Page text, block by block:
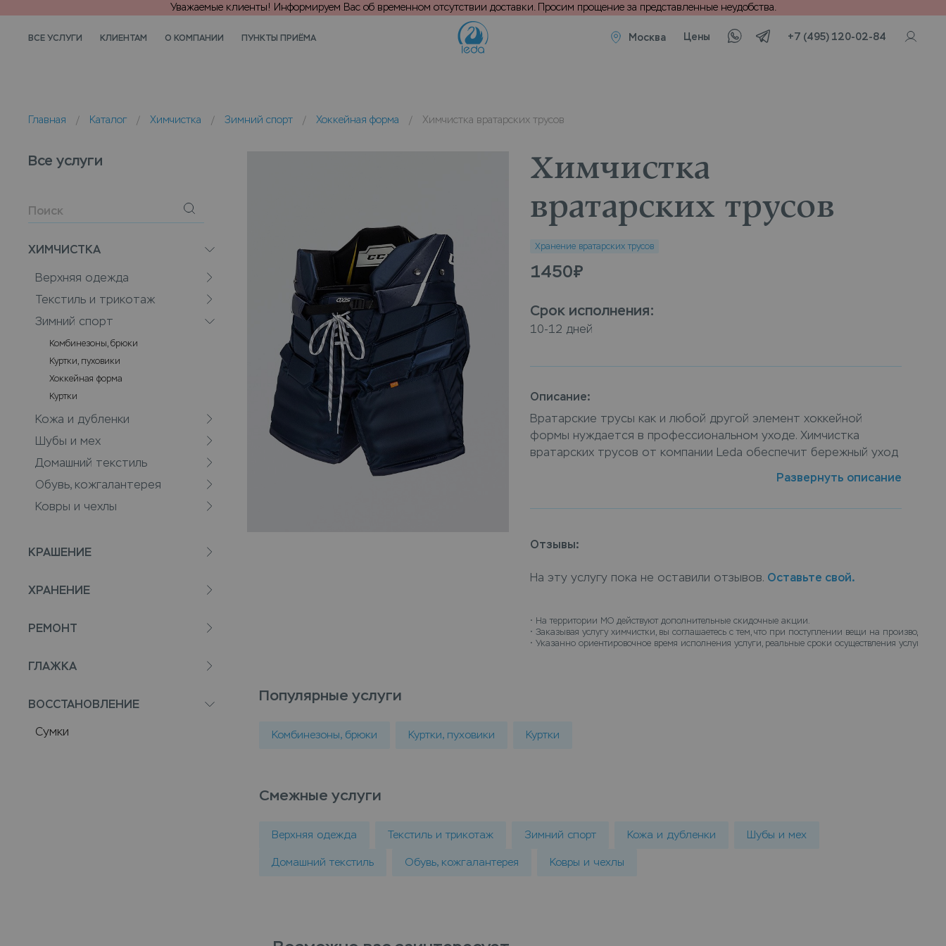
Уважаемые клиенты! Информируем Вас об временном отсутствии доставки. Просим прощение за представленные неудобства.
ВСЕ УСЛУГИ КЛИЕНТАМ О КОМПАНИИ ПУНКТЫ ПРИЁМА Москва Цены +7 (495) 120-02-84
Главная / Каталог / Химчистка / Зимний спорт / Хоккейная форма / Химчистка вратарских трусов
Все услуги
ХИМЧИСТКА
Верхняя одежда
Текстиль и трикотаж
Зимний спорт
Комбинезоны, брюки
Куртки, пуховики
Хоккейная форма
Куртки
Кожа и дубленки
Шубы и мех
Домашний текстиль
Обувь, кожгалантерея
Ковры и чехлы
КРАШЕНИЕ
ХРАНЕНИЕ
РЕМОНТ
ГЛАЖКА
ВОССТАНОВЛЕНИЕ
Сумки
Химчистка
вратарских трусов
Хранение вратарских трусов
1450₽
Срок исполнения:
10-12 дней
Описание:
Вратарские трусы как и любой другой элемент хоккейной
формы нуждается в профессиональном уходе. Химчистка
вратарских трусов от компании Leda обеспечит бережный уход
трусы в химчистку можно в пунктах приема Leda, или закажите
Развернуть описание
Отзывы:
На эту услугу пока не оставили отзывов. Оставьте свой.
• На территории МО действуют дополнительные скидочные акции.
• Заказывая услугу химчистки, вы соглашаетесь с тем, что при поступлении вещи на
• Указанно ориентировочное время исполнения услуги, реальные сроки осуществления услуги
Популярные услуги
Комбинезоны, брюки Куртки, пуховики Куртки
Смежные услуги
Верхняя одежда Текстиль и трикотаж Зимний спорт Кожа и дубленки Шубы и мех
Домашний текстиль Обувь, кожгалантерея Ковры и чехлы